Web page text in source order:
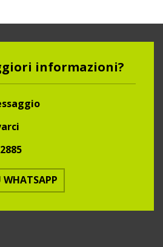
informazioni?
WHATSAPP